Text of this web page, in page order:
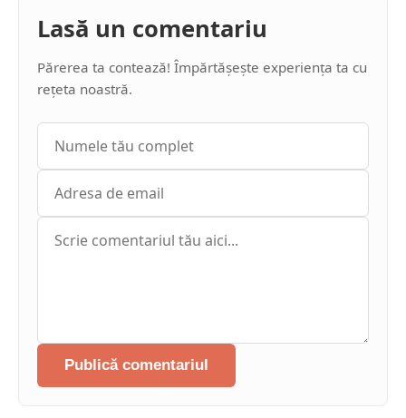
Lasă un comentariu
Părerea ta contează! Împărtășește experiența ta cu
rețeta noastră.
Publică comentariul